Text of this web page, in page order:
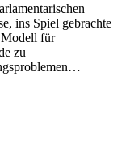
ins Spiel gebrachte
Modell für
zu